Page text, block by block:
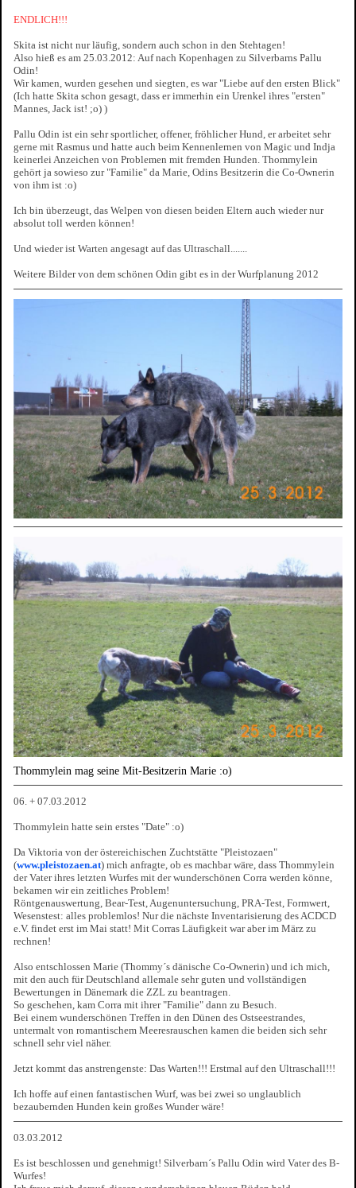
ENDLICH!!!
Skita ist nicht nur läufig, sondern auch schon in den Stehtagen!
Also hieß es am 25.03.2012: Auf nach Kopenhagen zu Silverbarns Pallu
Odin!
Wir kamen, wurden gesehen und siegten, es war "Liebe auf den ersten Blick"
(Ich hatte Skita schon gesagt, dass er immerhin ein Urenkel ihres "ersten"
Mannes, Jack ist! ;o) )
Pallu Odin ist ein sehr sportlicher, offener, fröhlicher Hund, er arbeitet sehr
gerne mit Rasmus und hatte auch beim Kennenlernen von Magic und Indja
keinerlei Anzeichen von Problemen mit fremden Hunden. Thommylein
gehört ja sowieso zur "Familie" da Marie, Odins Besitzerin die Co-Ownerin
von ihm ist :o)
Ich bin überzeugt, das Welpen von diesen beiden Eltern auch wieder nur
absolut toll werden können!
Und wieder ist Warten angesagt auf das Ultraschall.......
Weitere Bilder von dem schönen Odin gibt es in der Wurfplanung 2012
Thommylein mag seine Mit-Besitzerin Marie :o)
06. + 07.03.2012
Thommylein hatte sein erstes "Date" :o)
Da Viktoria von der östereichischen Zuchtstätte "Pleistozaen"
(www.pleistozaen.at) mich anfragte, ob es machbar wäre, dass Thommylein
der Vater ihres letzten Wurfes mit der wunderschönen Corra werden könne,
bekamen wir ein zeitliches Problem!
Röntgenauswertung, Bear-Test, Augenuntersuchung, PRA-Test, Formwert,
Wesenstest: alles problemlos! Nur die nächste Inventarisierung des ACDCD
e.V. findet erst im Mai statt! Mit Corras Läufigkeit war aber im März zu
rechnen!
Also entschlossen Marie (Thommy´s dänische Co-Ownerin) und ich mich,
mit den auch für Deutschland allemale sehr guten und vollständigen
Bewertungen in Dänemark die ZZL zu beantragen.
So geschehen, kam Corra mit ihrer "Familie" dann zu Besuch.
Bei einem wunderschönen Treffen in den Dünen des Ostseestrandes,
untermalt von romantischem Meeresrauschen kamen die beiden sich sehr
schnell sehr viel näher.
Jetzt kommt das anstrengenste: Das Warten!!! Erstmal auf den Ultraschall!!!
Ich hoffe auf einen fantastischen Wurf, was bei zwei so unglaublich
bezaubernden Hunden kein großes Wunder wäre!
03.03.2012
Es ist beschlossen und genehmigt! Silverbarn´s Pallu Odin wird Vater des B-
Wurfes!